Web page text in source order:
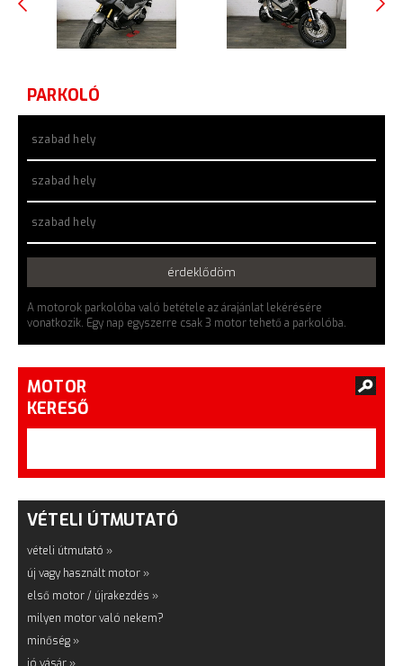
PARKOLÓ
szabad hely
szabad hely
szabad hely
érdeklődöm
A motorok parkolóba való betétele az árajánlat lekérésére
vonatkozik. Egy nap egyszerre csak 3 motor tehető a parkolóba.
MOTOR
KERESŐ
VÉTELI ÚTMUTATÓ
vételi útmutató »
új vagy használt motor »
első motor / újrakezdés »
milyen motor való nekem?
minőség »